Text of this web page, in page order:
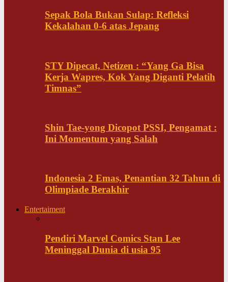
Sepak Bola Bukan Sulap: Refleksi
Kekalahan 0-6 atas Jepang
STY Dipecat, Netizen : “Yang Ga Bisa
Kerja Wapres, Kok Yang Diganti Pelatih
Timnas”
Shin Tae-yong Dicopot PSSI, Pengamat :
Ini Momentum yang Salah
Indonesia 2 Emas, Penantian 32 Tahun di
Olimpiade Berakhir
Entertaiment
Pendiri Marvel Comics Stan Lee
Meninggal Dunia di usia 95